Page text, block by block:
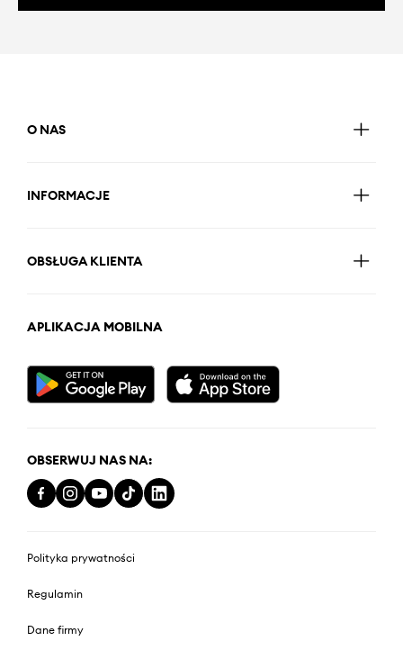
O NAS
INFORMACJE
OBSŁUGA KLIENTA
APLIKACJA MOBILNA
OBSERWUJ NAS NA:
Polityka prywatności
Regulamin
Dane firmy